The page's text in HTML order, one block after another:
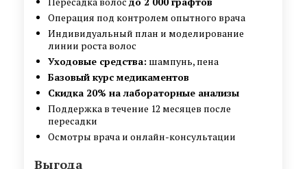
Операция под контролем опытного врача
Индивидуальный план и моделирование
линии роста волос
Уходовые средства: шампунь, пена
Базовый курс медикаментов
Скидка 20% на лабораторные анализы
Поддержка в течение 12 месяцев после
пересадки
Осмотры врача и онлайн-консультации
Выгода